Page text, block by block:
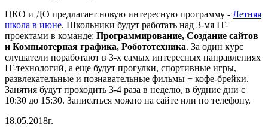
ЦКО и ДО предлагает новую интересную программу - Летняя
школа в июне. Школьники будут работать над 3-мя IT-
проектами в команде: Программирование, Создание сайтов
и Компьютерная графика, Робототехника. За один курс
слушатели поработают в 3-х самых интересных направлениях
IT-технологий, а еще будут прогулки, спортивные игры,
развлекательные и познавательные фильмы + кофе-брейки.
Занятия будут проходить 3-4 раза в неделю, в будние дни с
10:30 до 15:30. Записаться можно на сайте или по телефону.
18.05.2018г.